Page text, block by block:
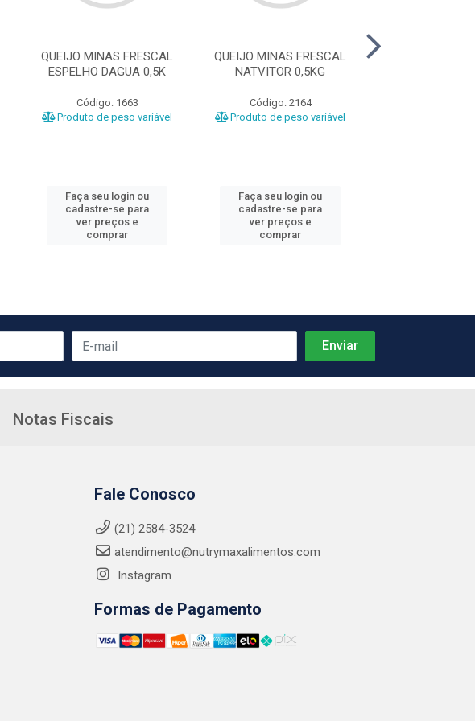
QUEIJO MINAS FRESCAL
ESPELHO DAGUA 0,5K
Código: 1663
Produto de peso variável
Faça seu login ou
cadastre-se para
ver preços e
comprar
QUEIJO MINAS FRESCAL
NATVITOR 0,5KG
Código: 2164
Produto de peso variável
Faça seu login ou
cadastre-se para
ver preços e
comprar
Notas Fiscais
Fale Conosco
(21) 2584-3524
atendimento@nutrymaxalimentos.com
Instagram
Formas de Pagamento